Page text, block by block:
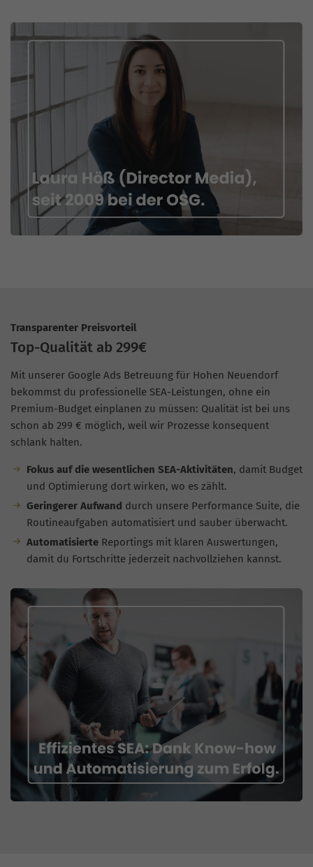
Transparenter Preisvorteil
Top-Qualität ab 299€
Mit unserer Google Ads Betreuung für Hohen Neuendorf
bekommst du professionelle SEA-Leistungen, ohne ein
Premium-Budget einplanen zu müssen: Qualität ist bei uns
schon ab 299 € möglich, weil wir Prozesse konsequent
schlank halten.
Fokus auf die wesentlichen SEA-Aktivitäten, damit Budget
und Optimierung dort wirken, wo es zählt.
Geringerer Aufwand durch unsere Performance Suite, die
Routineaufgaben automatisiert und sauber überwacht.
AutomatisierteReportings mit klaren Auswertungen,
damit du Fortschritte jederzeit nachvollziehen kannst.